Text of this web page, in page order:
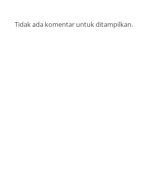
Tidak ada komentar untuk ditampilkan.